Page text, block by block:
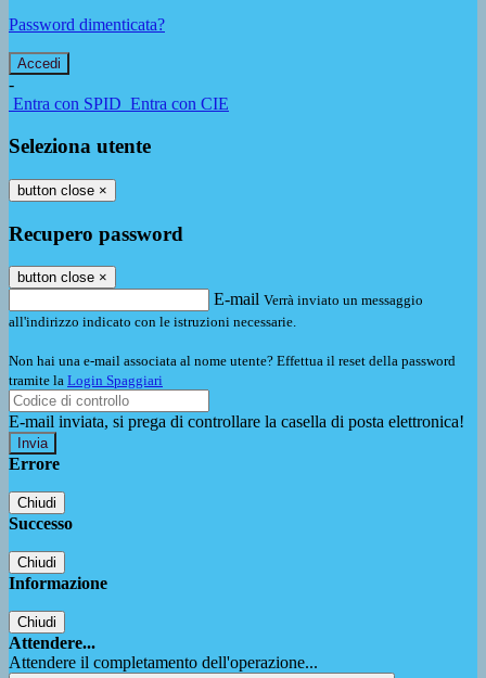
Password dimenticata?
-
Entra con SPID Entra con CIE
Seleziona utente
button close ×
Recupero password
button close ×
E-mail Verrà inviato un messaggio
all'indirizzo indicato con le istruzioni necessarie.
Non hai una e-mail associata al nome utente? Effettua il reset della password
tramite la Login Spaggiari
E-mail inviata, si prega di controllare la casella di posta elettronica!
Errore
Chiudi
Successo
Chiudi
Informazione
Chiudi
Attendere...
Attendere il completamento dell'operazione...